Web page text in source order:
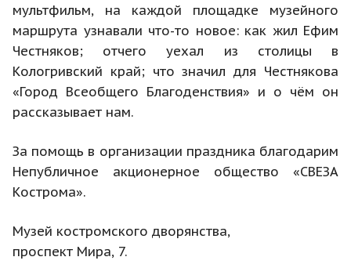
мультфильм, на каждой площадке музейного
маршрута узнавали что-то новое: как жил Ефим
Честняков; отчего уехал из столицы в
Кологривский край; что значил для Честнякова
«Город Всеобщего Благоденствия» и о чём он
рассказывает нам.
За помощь в организации праздника благодарим
Непубличное акционерное общество «СВЕЗА
Кострома».
Музей костромского дворянства,
проспект Мира, 7.